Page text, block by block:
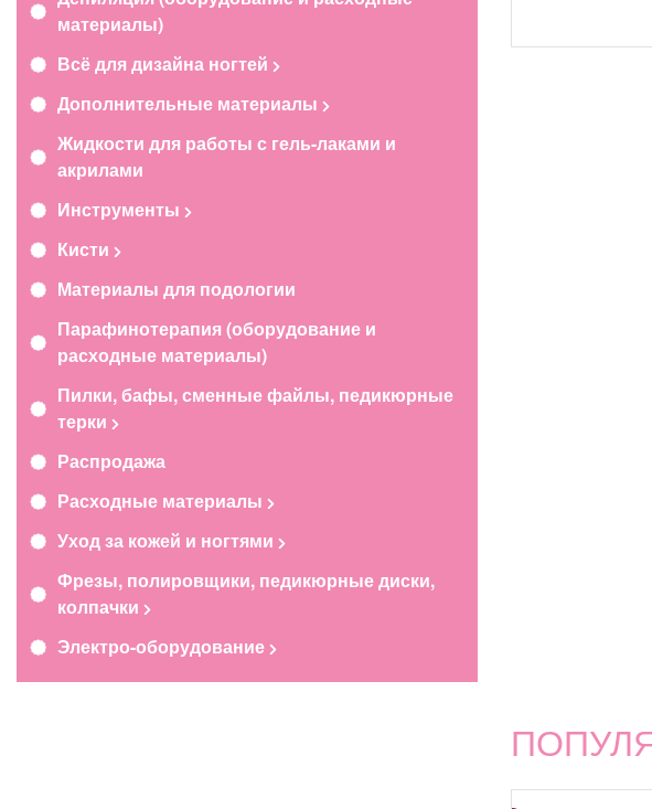
материалы)
Всё для дизайна ногтей
Дополнительные материалы
Жидкости для работы с гель-лаками и
акрилами
Инструменты
Кисти
Материалы для подологии
Парафинотерапия (оборудование и
расходные материалы)
Пилки, бафы, сменные файлы, педикюрные
терки
Распродажа
Расходные материалы
Уход за кожей и ногтями
Фрезы, полировщики, педикюрные диски,
колпачки
Электро-оборудование